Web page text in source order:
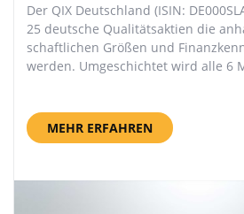
Der QIX Deutsch­land (ISIN:
25 deutsche Qualitäts­aktien die
schaftlichen Größen und
werden. Umgeschichtet wird alle 6
MEHR ERFAHREN